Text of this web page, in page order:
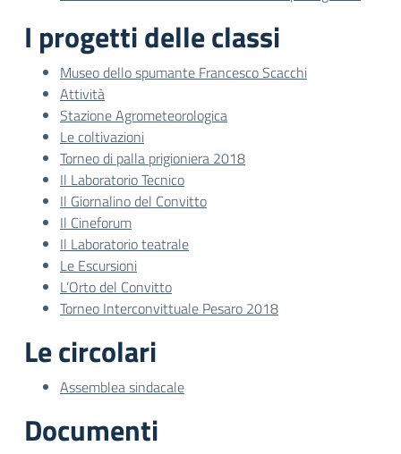
I progetti delle classi
Museo dello spumante Francesco Scacchi
Attività
Stazione Agrometeorologica
Le coltivazioni
Torneo di palla prigioniera 2018
Il Laboratorio Tecnico
Il Giornalino del Convitto
Il Cineforum
Il Laboratorio teatrale
Le Escursioni
L’Orto del Convitto
Torneo Interconvittuale Pesaro 2018
Le circolari
Assemblea sindacale
Documenti